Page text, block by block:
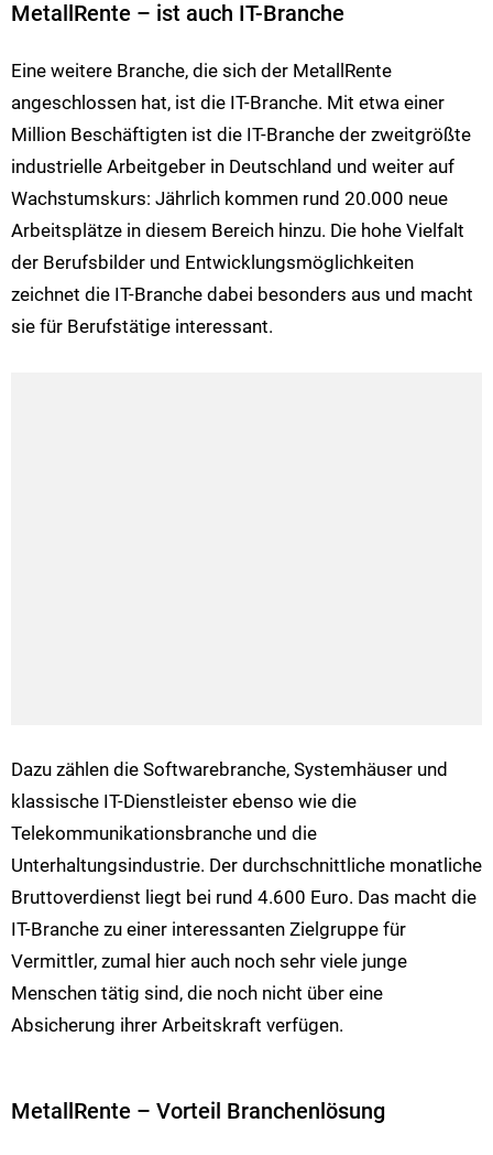
MetallRente – ist auch IT-Branche
Eine weitere Branche, die sich der MetallRente
angeschlossen hat, ist die IT-Branche. Mit etwa einer
Million Beschäftigten ist die IT-Branche der zweitgrößte
industrielle Arbeitgeber in Deutschland und weiter auf
Wachstumskurs: Jährlich kommen rund 20.000 neue
Arbeitsplätze in diesem Bereich hinzu. Die hohe Vielfalt
der Berufsbilder und Entwicklungsmöglichkeiten
zeichnet die IT-Branche dabei besonders aus und macht
sie für Berufstätige interessant.
Dazu zählen die Softwarebranche, Systemhäuser und
klassische IT-Dienstleister ebenso wie die
Telekommunikationsbranche und die
Unterhaltungsindustrie. Der durchschnittliche monatliche
Bruttoverdienst liegt bei rund 4.600 Euro. Das macht die
IT-Branche zu einer interessanten Zielgruppe für
Vermittler, zumal hier auch noch sehr viele junge
Menschen tätig sind, die noch nicht über eine
Absicherung ihrer Arbeitskraft verfügen.
MetallRente – Vorteil Branchenlösung